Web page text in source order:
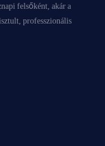
felsőként, akár a
professzionális